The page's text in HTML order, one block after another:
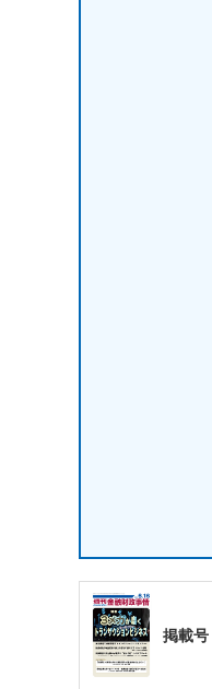
掲載号